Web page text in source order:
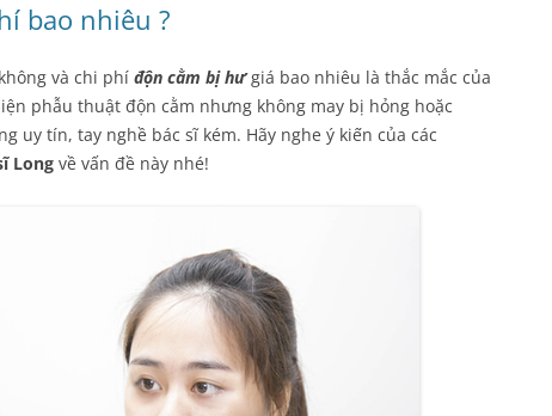
bao nhiêu ?
và chi phí độn cằm bị hưgiá bao nhiêu là thắc mắc của
phẫu thuật độn cằm nhưng không may bị hỏng hoặc
uy tín, tay nghề bác sĩ kém. Hãy nghe ý kiến của các
Long về vấn đề này nhé!